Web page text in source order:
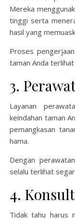
Mereka
tinggi serta
hasil yang
Proses
taman Anda
3.
Layanan
keindahan taman
pemangkasan
hama.
Dengan
selalu terlihat
4.
Tidak tahu harus